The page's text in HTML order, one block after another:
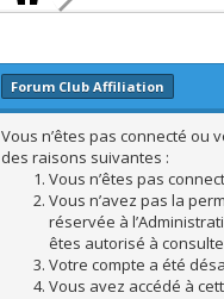
Forum Club Affiliation
Vous n’êtes pas connecté ou
des raisons suivantes :
Vous n’êtes pas
Vous n’avez pas la
réservée à
êtes autorisé à
Votre compte a été
Vous avez accédé à